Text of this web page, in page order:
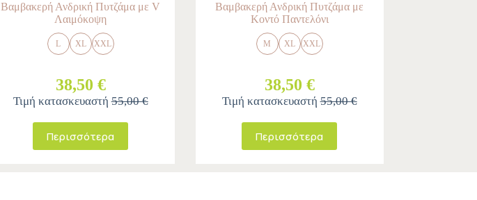
Βαμβακερή Ανδρική Πυτζάμα με V
Λαιμόκοψη
L XL XXL
38,50 €
Τιμή κατασκευαστή55,00 €
Περισσότερα
Βαμβακερή Ανδρική Πυτζάμα με
Κοντό Παντελόνι
M XL XXL
38,50 €
Τιμή κατασκευαστή55,00 €
Περισσότερα